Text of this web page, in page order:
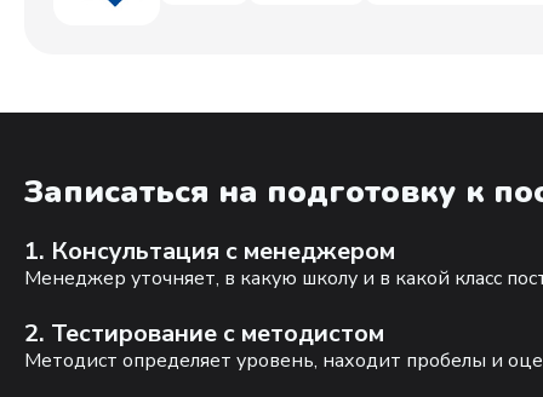
Записаться на подготовку к
1. Консультация с менеджером
Менеджер уточняет, в какую школу и в какой класс
2. Тестирование с методистом
Методист определяет уровень, находит пробелы и